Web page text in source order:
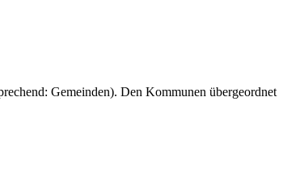
Gemeinden). Den Kommunen übergeordnet